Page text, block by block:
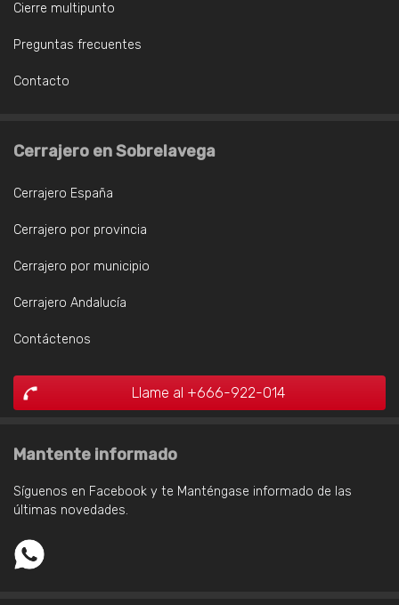
Cierre multipunto
Preguntas frecuentes
Contacto
Cerrajero en Sobrelavega
Cerrajero España
Cerrajero por provincia
Cerrajero por municipio
Cerrajero Andalucía
Contáctenos
Llame al +666-922-014
Mantente informado
Síguenos en Facebook y te Manténgase informado de las
últimas novedades.